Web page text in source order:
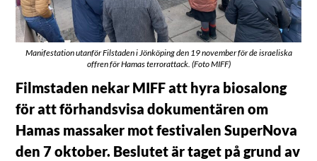
Manifestation utanför Filstaden i Jönköping den 19 november för de israeliska
offren för Hamas terrorattack. (Foto MIFF)
Filmstaden nekar MIFF att hyra biosalong
för att förhandsvisa dokumentären om
Hamas massaker mot festivalen SuperNova
den 7 oktober. Beslutet är taget på grund av